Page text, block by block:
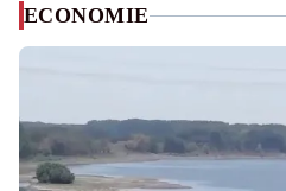
ECONOMIE